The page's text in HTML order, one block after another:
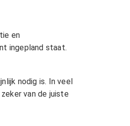
en
ingepland staat.
nodig is. In veel
van de juiste